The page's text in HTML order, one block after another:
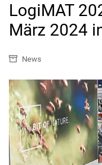
LogiMAT
März 2024
News